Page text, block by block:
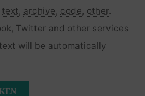
text, archive, code, other.
Twitter and other services
will be automatically